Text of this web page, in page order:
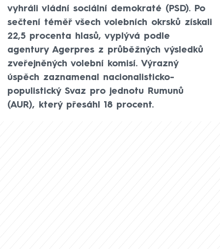
vyhráli vládní sociální demokraté (PSD). Po
sečtení téměř všech volebních okrsků získali
22,5 procenta hlasů, vyplývá podle
agentury Agerpres z průběžných výsledků
zveřejněných volební komisí. Výrazný
úspěch zaznamenal nacionalisticko-
populistický Svaz pro jednotu Rumunů
(AUR), který přesáhl 18 procent.